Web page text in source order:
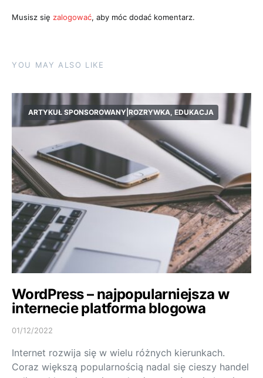
Musisz się zalogować, aby móc dodać komentarz.
YOU MAY ALSO LIKE
ARTYKUŁ SPONSOROWANY|ROZRYWKA, EDUKACJA
WordPress – najpopularniejsza w
internecie platforma blogowa
01/12/2022
Internet rozwija się w wielu różnych kierunkach.
Coraz większą popularnością nadal się cieszy handel